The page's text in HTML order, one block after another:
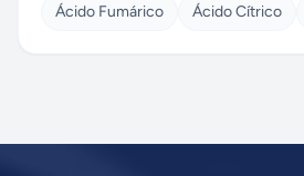
Ácido Fumárico
Ácido Cítrico